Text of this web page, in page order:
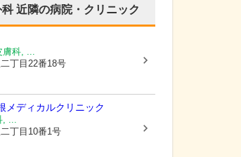
科近隣の病院・クリニック
膚科, ...
丁目22番18号
メディカルクリニック
, ...
丁目10番1号